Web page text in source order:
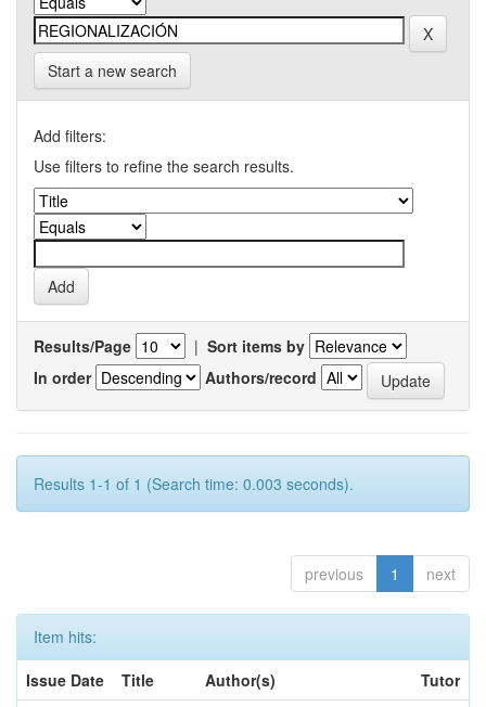
Start a new search
Add filters:
Use filters to refine the search results.
Results/Page | Sort items by
In order
Authors/record
Results 1-1 of 1 (Search time: 0.003 seconds).
previous 1 next
Item hits:
Issue Date
Title Author(s)
Tutor